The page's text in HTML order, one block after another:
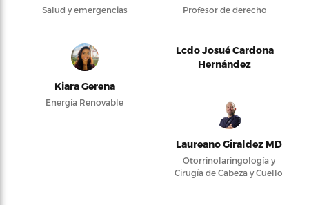
Salud y emergencias Profesor de derecho
Kiara Gerena
Energía Renovable
Lcdo Josué Cardona
Hernández
Laureano Giraldez MD
Otorrinolaringología y
Cirugía de Cabeza y Cuello